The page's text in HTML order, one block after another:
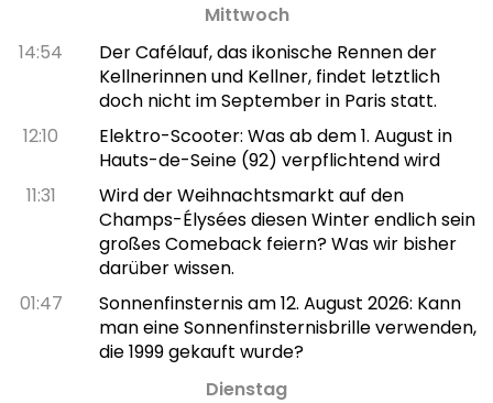
Mittwoch
14:54
Der Cafélauf, das ikonische Rennen der
Kellnerinnen und Kellner, findet letztlich
doch nicht im September in Paris statt.
12:10
Elektro-Scooter: Was ab dem 1. August in
Hauts-de-Seine (92) verpflichtend wird
11:31
Wird der Weihnachtsmarkt auf den
Champs-Élysées diesen Winter endlich sein
großes Comeback feiern? Was wir bisher
darüber wissen.
01:47
Sonnenfinsternis am 12. August 2026: Kann
man eine Sonnenfinsternisbrille verwenden,
die 1999 gekauft wurde?
Dienstag